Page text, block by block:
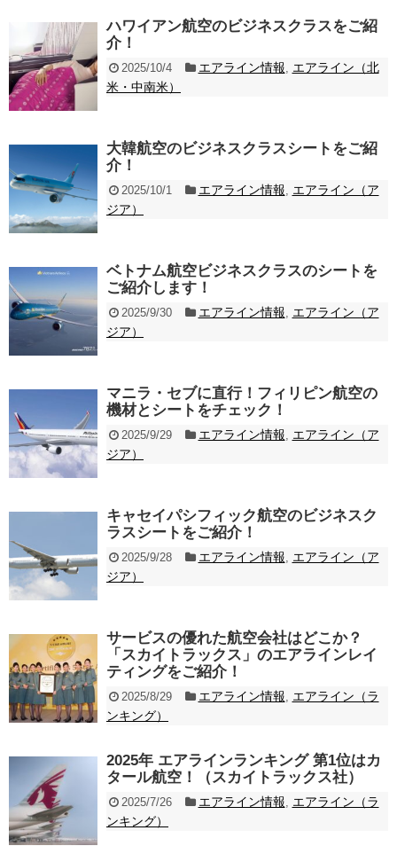
ハワイアン航空のビジネスクラスをご紹
介！
2025/10/4 エアライン情報
エアライン（北
米・中南米）
大韓航空のビジネスクラスシートをご紹
介！
2025/10/1 エアライン情報
エアライン（ア
ジア）
ベトナム航空ビジネスクラスのシートを
ご紹介します！
2025/9/30 エアライン情報
エアライン（ア
ジア）
マニラ・セブに直行！フィリピン航空の
機材とシートをチェック！
2025/9/29 エアライン情報
エアライン（ア
ジア）
キャセイパシフィック航空のビジネスク
ラスシートをご紹介！
2025/9/28 エアライン情報
エアライン（ア
ジア）
サービスの優れた航空会社はどこか？
「スカイトラックス」のエアラインレイ
ティングをご紹介！
2025/8/29 エアライン情報
エアライン（ラ
ンキング）
2025年 エアラインランキング 第1位はカ
タール航空！（スカイトラックス社）
2025/7/26 エアライン情報
エアライン（ラ
ンキング）